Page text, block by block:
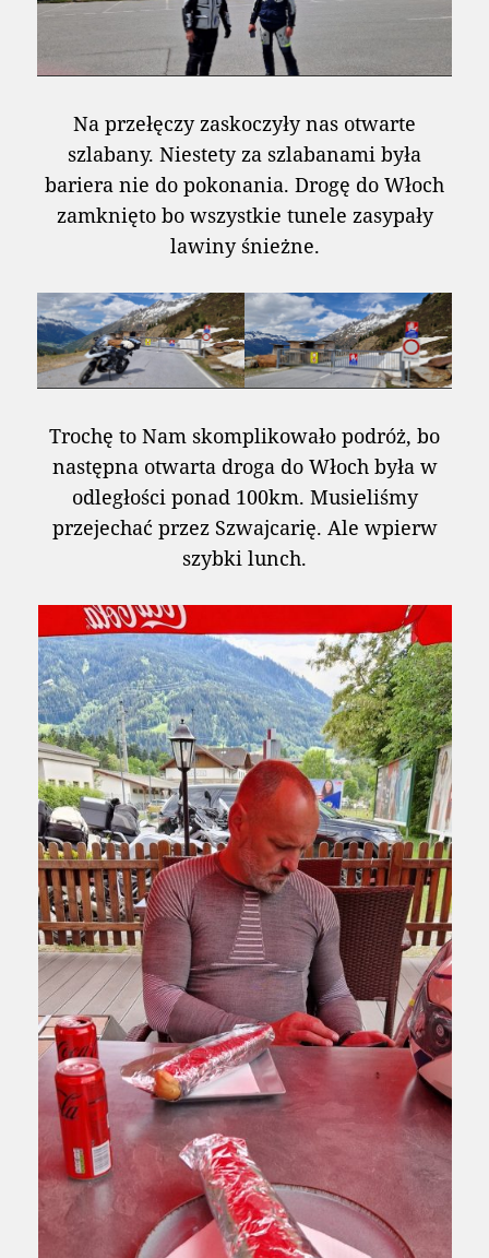
Na przełęczy zaskoczyły nas otwarte
szlabany. Niestety za szlabanami była
bariera nie do pokonania. Drogę do Włoch
zamknięto bo wszystkie tunele zasypały
lawiny śnieżne.
Trochę to Nam skomplikowało podróż, bo
następna otwarta droga do Włoch była w
odległości ponad 100km. Musieliśmy
przejechać przez Szwajcarię. Ale wpierw
szybki lunch.